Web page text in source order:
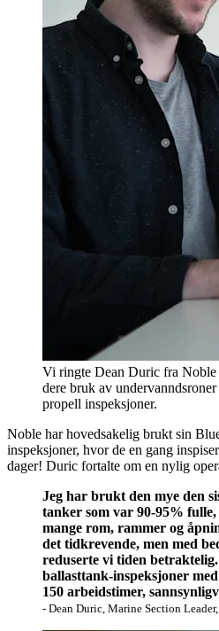
Vi ringte Dean Duric fra
dere bruk av
propell inspeksjoner.
Noble har hovedsakelig brukt sin
inspeksjoner, hvor de en gang
dager! Duric fortalte om en nylig
Jeg har brukt den mye den
tanker som var 90-95%
mange rom, rammer og
det tidkrevende, men med
reduserte vi tiden
ballasttank-inspeksjoner
150 arbeidstimer,
- Dean Duric, Marine Section